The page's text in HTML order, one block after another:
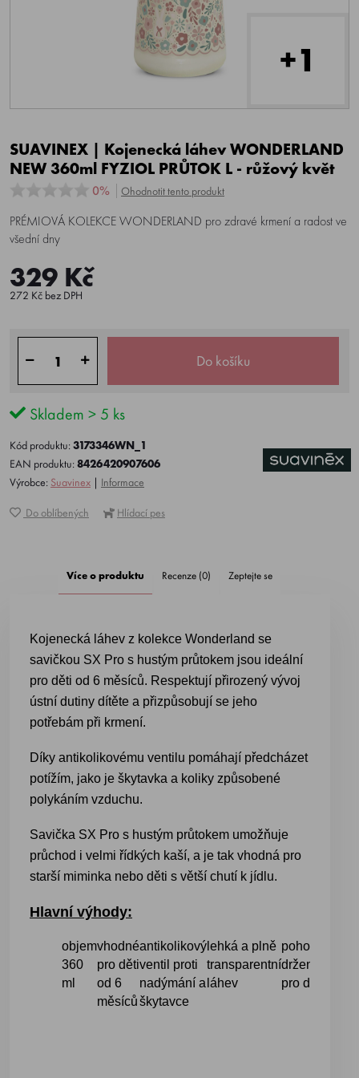
+1
SUAVINEX | Kojenecká láhev WONDERLAND
NEW 360ml FYZIOL PRŮTOK L - růžový květ
0% Ohodnotit tento produkt
PRÉMIOVÁ KOLEKCE WONDERLAND pro zdravé krmení a radost ve
všední dny
329 Kč
272 Kč bez DPH
Do košíku
Skladem > 5 ks
Kód produktu:3173346WN_1
EAN produktu:8426420907606
Výrobce: Suavinex | Informace
Do oblíbených Hlídací pes
Více o produktu Recenze (0) Zeptejte se
Kojenecká láhev z kolekce Wonderland se
savičkou SX Pro s hustým průtokem jsou ideální
pro děti od 6 měsíců. Respektují přirozený vývoj
ústní dutiny dítěte a přizpůsobují se jeho
potřebám při krmení.
Díky antikolikovému ventilu pomáhají předcházet
potížím, jako je škytavka a koliky způsobené
polykáním vzduchu.
Savička SX Pro s hustým průtokem umožňuje
průchod i velmi řídkých kaší, a je tak vhodná pro
starší miminka nebo děti s větší chutí k jídlu.
Hlavní výhody:
objem
360
ml
vhodné
pro děti
od 6
měsíců
antikolikový
ventil proti
nadýmání a
škytavce
lehká a plně
transparentní
láhev
pohodlné
držení
pro dítě